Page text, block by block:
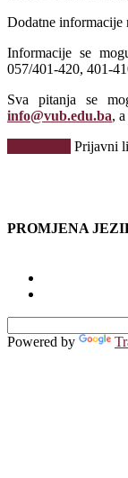
Dodatne informacije
Informacije se
057/401-420, 401-
Sva pitanja se
info@vub.edu.ba,
Prijavni
PROMJENA
Powered by